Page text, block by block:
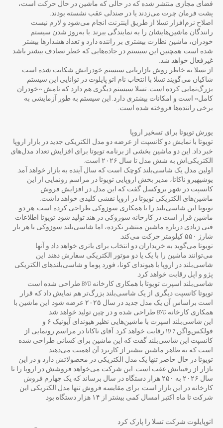
فضای مجازی منتشر شده که در حالی که ماشین در حال حرکت است،
پشت فرمان چرت می‌زدند یا در صندلی عقب نشسته‌ بودند.
اصلاح نرم‌افزار تسلا از طریق اینترنت انجام می‌شود و لازم نیست
رانندگان ماشین‌هایشان را به نمایندگی ببرند. با به‌روز شدن سیستم
خودران، ماشین نظارت بیشتری بر راننده دارد و تعداد هشدارها بیشتر
شده است. همچنین این سیستم در جاده‌هایی که خطر تصادف بیشتر باشد
غیرفعال خواهد شد.
از تسلا به خاطر روش بازاریابی سیستم خودرانش شکایت شده‌ است.
شاکیان می‌گویند تسلا با انتخاب نام اتو پایلوت در توانایی این سیستم
بزرگ‌نمایی کرده است. تسلا سیستم دیگری هم دارد که نامش «خودران
کامل» است و امکانات بیشتری دارد. این سیستم به طور آزمایشی به
برخی راننده‌ها فروخته شده است.
یورش تویوتا برای تسخیر اروپا
تویوتا با نمایش دو کانسپت از عرضه دو مدل الکتریکی جدید در بازار اروپا
خبر داد. این دو ماشین بخشی از برنامه تویوتا برای افزایش تعداد مدل‌های
الکتریکی‌اش به شش مدل تا سال ۲۰۲۶ است.
اولین مدل یک شاسی‌بلند کوچک است که سال آینده به بازار خواهد آمد.
یوشیهیرو ناکاتا، مدیر بخش اروپایی تویوتا در مراسم رونمایی از این
کانسپت در شهر بروکسل گفت که این مدل در افزایش فروش
ماشین‌های الکتریکی تویوتا در اروپا نقشی کلیدی خواهد داشت.
تویوتا این شاسی‌بلند را با همکاری سوزوکی طراحی کرده است. هر دو
ماشین قرار است در کارخانه سوزوکی در هند تولید شود. تویوتا اطلاعات
فنی زیادی درباره ماشین منتشر نکرده، اما شاسی‌بلند سوزوکی با هر بار
شارژ ۵۵۰ کیلومتر حرکت می‌کند.
تویوتا می‌گوید به خریداران دو انتخاب برای باتری خواهد داد و آنها
می‌توانند ماشین را با یک یا دو موتور الکتریکی سفارش دهند. این
شاسی‌بلند در اروپا با هیوندای کونا، فورد پوما و شاسی‌بلندهای الکتریکی
پژو و اپل رقابت خواهد کرد.
شاسی‌بلند اسپرت تویوتا با همکاری کارخانه BYD طراحی شده است
تویوتا کانسپت دیگری از یک شاسی‌بلند بزرگ‌تر هم نمایش داد که قرار
است براساس آن یک مدل جدید در سال ۲۰۲۵ عرضه شود. این ماشین با
همکاری کارخانه BYD طراحی شده و در چین تولید خواهد شد.
این شاسی‌بلند اسپرت با ماشین‌هایی نظیر هیوندای آیونیک ۶ و
فولکس‌واگن ID 7 رقابت خواهد کرد. آقای ناکاتا در مراسم رونمایی از
کانسپت این شاسی‌بلند گفت که این ماشین برای کسانی طراحی شده
است که به ظاهر ماشین بیشتر از کاربرد آن اهمیت می‌دهند.
تویوتا در حال حاضر تنها یک مدل الکتریکی در محصولاتش دارد و در این
بازار از رقیبانش عقب است. این شرکت می‌خواهد فروشش در اروپا را تا
سال ۲۰۲۶ به ۲۵۰ هزار دستگاه در سال برساند که یک چهارم فروش
کارخانه در این بازار است. برای مقایسه فروش تنها مدل الکتریکی این
شرکت تا ماه اکتبر امسال کمی بیشتر از ۱۴ هزار دستگاه بود.
اتوپایلوت شرکت تسلا را پارک کرد